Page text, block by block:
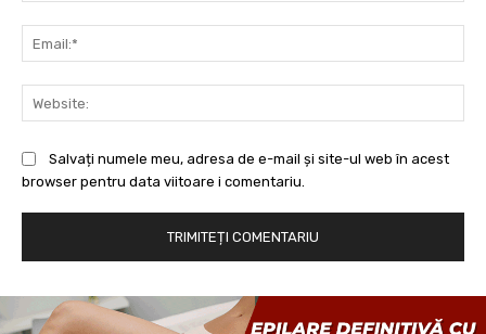
Salvați numele meu, adresa de e-mail și site-ul web în acest
browser pentru data viitoare i comentariu.